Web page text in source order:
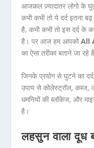
आजकल ज़्यादातर लोगो के
कभी कभी तो ये दर्द इतना
है, कभी कभी तो इस दर्द के
है। पर आज हम आपकोAll
का ऐसा तरीका बताने जा रहे
जिनके प्रयोग से घुटने का
उपाय से कोलेस्ट्रॉल,कब्ज,
धमनियों की ब्लॉकेज, और
है।
लहसुन वाला दूध